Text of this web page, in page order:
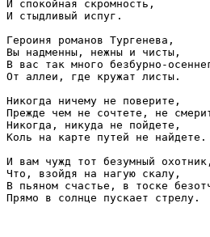
И спокойная скромность,
И стыдливый испуг.
Героиня романов Тургенева,
Вы надменны, нежны и чисты,
В вас так много безбурно-
От аллеи, где кружат листы.
Никогда ничему не поверите,
Прежде чем не сочтете, не
Никогда, никуда не пойдете,
Коль на карте путей не найдете.
И вам чужд тот безумный охотник,
Что, взойдя на нагую скалу,
В пьяном счастье, в тоске
Прямо в солнце пускает стрелу.